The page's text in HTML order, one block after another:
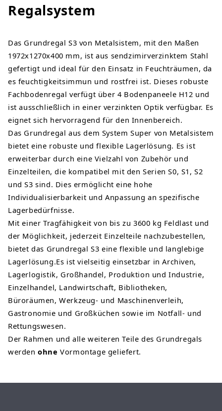
Regalsystem
Das Grundregal S3 von Metalsistem, mit den Maßen
1972x1270x400 mm, ist aus sendzimirverzinktem Stahl
gefertigt und ideal für den Einsatz in Feuchträumen, da
es feuchtigkeitsimmun und rostfrei ist. Dieses robuste
Fachbodenregal verfügt über 4 Bodenpaneele H12 und
ist ausschließlich in einer verzinkten Optik verfügbar. Es
eignet sich hervorragend für den Innenbereich.
Das Grundregal aus dem System Super von Metalsistem
bietet eine robuste und flexible Lagerlösung. Es ist
erweiterbar durch eine Vielzahl von Zubehör und
Einzelteilen, die kompatibel mit den Serien S0, S1, S2
und S3 sind. Dies ermöglicht eine hohe
Individualisierbarkeit und Anpassung an spezifische
Lagerbedürfnisse.
Mit einer Tragfähigkeit von bis zu 3600 kg Feldlast und
der Möglichkeit, jederzeit Einzelteile nachzubestellen,
bietet das Grundregal S3 eine flexible und langlebige
Lagerlösung.Es ist vielseitig einsetzbar in Archiven,
Lagerlogistik, Großhandel, Produktion und Industrie,
Einzelhandel, Landwirtschaft, Bibliotheken,
Büroräumen, Werkzeug- und Maschinenverleih,
Gastronomie und Großküchen sowie im Notfall- und
Rettungswesen.
Der Rahmen und alle weiteren Teile des Grundregals
werdenohne Vormontage geliefert.